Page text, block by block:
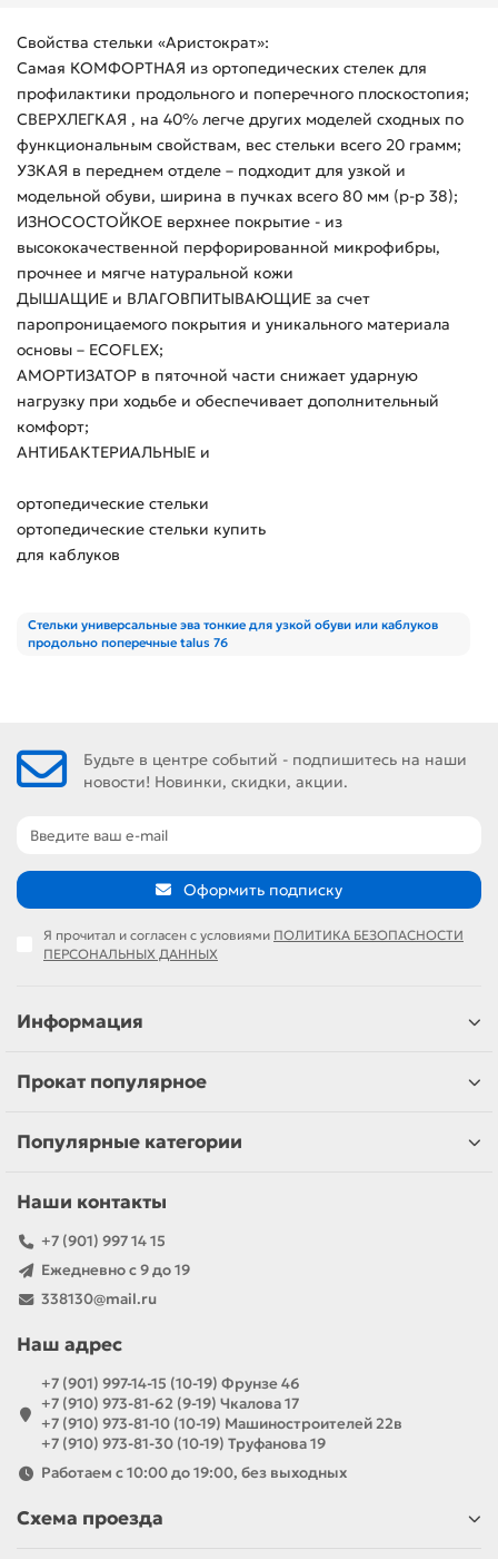
Свойства стельки «Аристократ»:
Самая КОМФОРТНАЯ из ортопедических стелек для
профилактики продольного и поперечного плоскостопия;
СВЕРХЛЕГКАЯ , на 40% легче других моделей сходных по
функциональным свойствам, вес стельки всего 20 грамм;
УЗКАЯ в переднем отделе – подходит для узкой и
модельной обуви, ширина в пучках всего 80 мм (р-р 38);
ИЗНОСОСТОЙКОЕ верхнее покрытие - из
высококачественной перфорированной микрофибры,
прочнее и мягче натуральной кожи
ДЫШАЩИЕ и ВЛАГОВПИТЫВАЮЩИЕ за счет
паропроницаемого покрытия и уникального материала
основы – ECOFLEX;
АМОРТИЗАТОР в пяточной части снижает ударную
нагрузку при ходьбе и обеспечивает дополнительный
комфорт;
АНТИБАКТЕРИАЛЬНЫЕ и
ортопедические стельки
ортопедические стельки купить
для каблуков
Стельки универсальные эва тонкие для узкой обуви или каблуков
продольно поперечные talus 76
Будьте в центре событий - подпишитесь на наши
новости! Новинки, скидки, акции.
Оформить подписку
Я прочитал и согласен с условиями ПОЛИТИКА БЕЗОПАСНОСТИ
ПЕРСОНАЛЬНЫХ ДАННЫХ
Информация
Прокат популярное
Популярные категории
Наши контакты
+7 (901) 997 14 15
Ежедневно с 9 до 19
338130@mail.ru
Наш адрес
+7 (901) 997-14-15 (10-19) Фрунзе 46
+7 (910) 973-81-62 (9-19) Чкалова 17
+7 (910) 973-81-10 (10-19) Машиностроителей 22в
+7 (910) 973-81-30 (10-19) Труфанова 19
Работаем с 10:00 до 19:00, без выходных
Схема проезда